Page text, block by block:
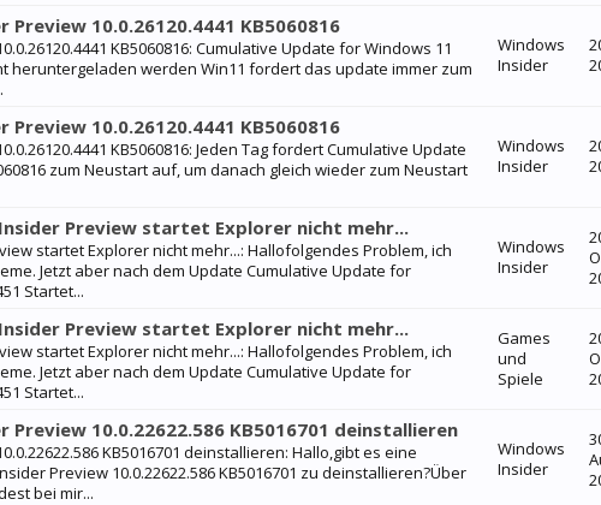
10.0.26120.4441 KB5060816
KB5060816: Cumulative Update for Windows 11
heruntergeladen werden Win11 fordert das update immer zum
Windows
Insider
10.0.26120.4441 KB5060816
KB5060816: Jeden Tag fordert Cumulative Update
zum Neustart auf, um danach gleich wieder zum Neustart
Windows
Insider
Preview startet Explorer nicht mehr...
startet Explorer nicht mehr...: Hallofolgendes Problem, ich
Jetzt aber nach dem Update Cumulative Update for
Startet...
Windows
Insider
Preview startet Explorer nicht mehr...
startet Explorer nicht mehr...: Hallofolgendes Problem, ich
Jetzt aber nach dem Update Cumulative Update for
Startet...
Games
und
Spiele
10.0.22622.586 KB5016701 deinstallieren
KB5016701 deinstallieren: Hallo,gibt es eine
Preview 10.0.22622.586 KB5016701 zu deinstallieren?Über
bei mir...
Windows
Insider